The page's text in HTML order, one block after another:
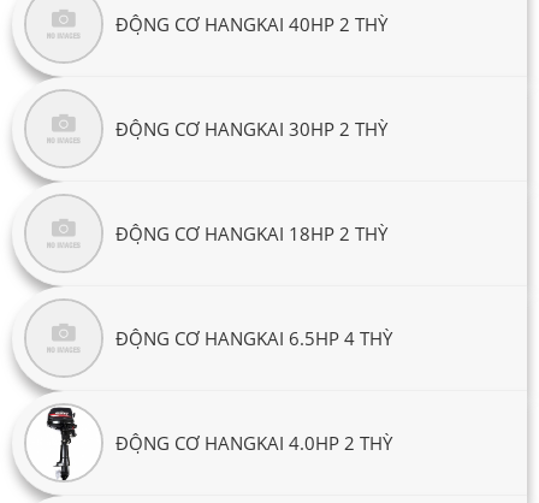
ĐỘNG CƠ HANGKAI 40HP 2 THỲ
ĐỘNG CƠ HANGKAI 30HP 2 THỲ
ĐỘNG CƠ HANGKAI 18HP 2 THỲ
ĐỘNG CƠ HANGKAI 6.5HP 4 THỲ
ĐỘNG CƠ HANGKAI 4.0HP 2 THỲ